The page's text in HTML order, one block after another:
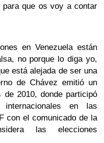
que os voy a contar
en Venezuela están
no porque lo diga yo,
está alejada de ser una
de Chávez emitió un
de 2010, donde participó
en las
con el comunicado de la
las elecciones